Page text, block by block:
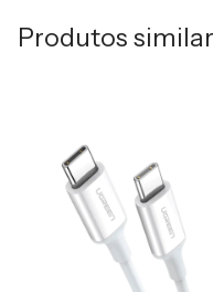
Produtos